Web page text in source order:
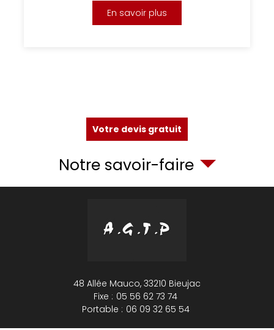
En savoir plus
Votre devis gratuit
Notre savoir-faire
48 Allée Mauco, 33210 Bieujac
Fixe : 05 56 62 73 74
Portable : 06 09 32 65 54